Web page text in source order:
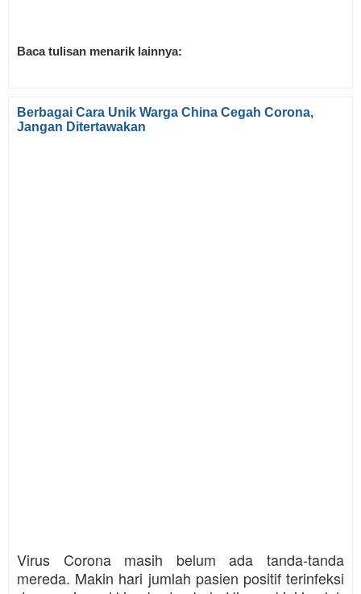
Baca tulisan menarik lainnya:
Berbagai Cara Unik Warga China Cegah Corona,
Jangan Ditertawakan
Virus Corona masih belum ada tanda-tanda
mereda. Makin hari jumlah pasien positif terinfeksi